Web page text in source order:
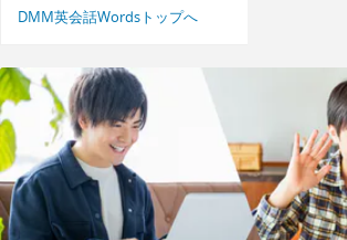
DMM英会話Wordsトップへ